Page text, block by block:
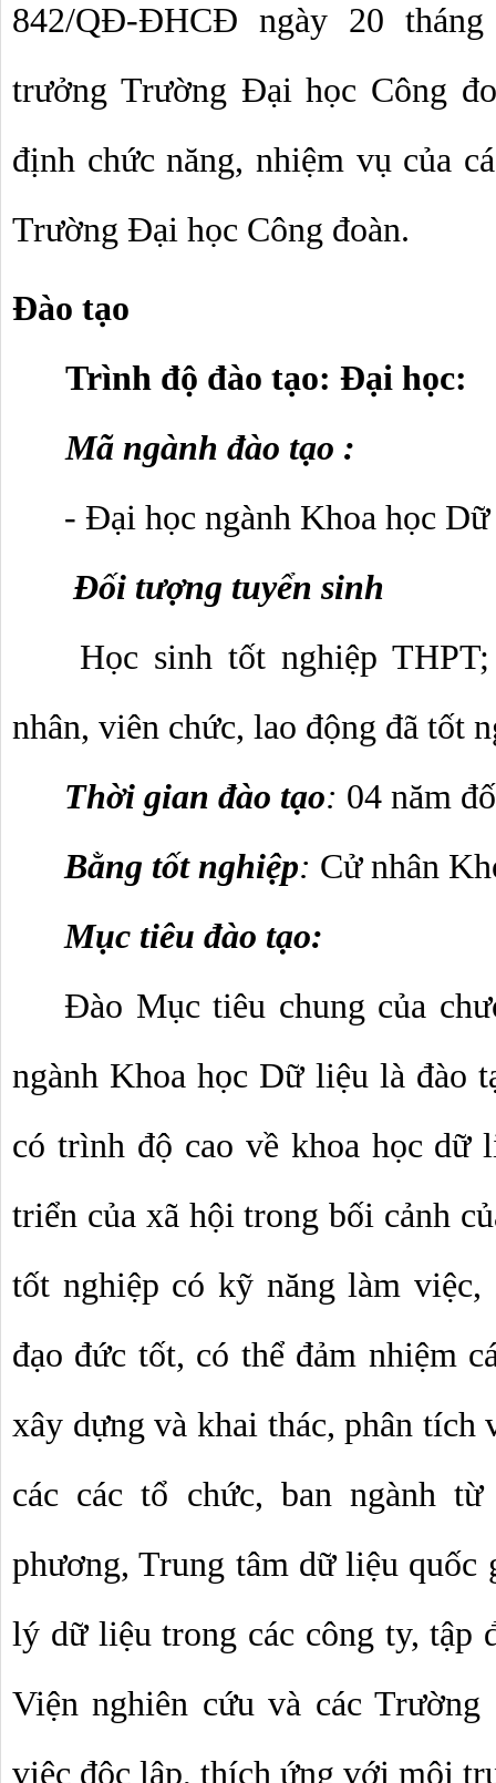
842/QĐ-ĐHCĐ ngày 20
trưởng Trường Đại học Công
định chức năng, nhiệm vụ của
Trường Đại học Công đoàn.
Đào tạo
Trình độ đào tạo: Đại học:
Mã ngành đào tạo :
- Đại học ngành Khoa học
Đối tượng tuyển sinh
Học sinh tốt nghiệp
nhân, viên chức, lao động đã tốt
Thời gian đào tạo: 04 năm
Bằng tốt nghiệp: Cử nhân
Mục tiêu đào tạo:
Đào Mục tiêu chung của
ngành Khoa học Dữ liệu là đào
có trình độ cao về khoa học dữ
triển của xã hội trong bối cảnh
tốt nghiệp có kỹ năng làm
đạo đức tốt, có thể đảm nhiệm
xây dựng và khai thác, phân tích
các các tổ chức, ban ngành
phương, Trung tâm dữ liệu quốc
lý dữ liệu trong các công ty, tập
Viện nghiên cứu và các
việc độc lập, thích ứng với môi